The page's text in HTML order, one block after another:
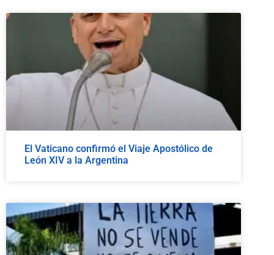
El Vaticano confirmó el Viaje Apostólico de
León XIV a la Argentina